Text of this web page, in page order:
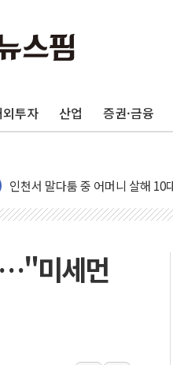
투자 산업 증권·금융
평택 진위면 공장서 질식사고 발
상주 낙동강 선착장 하류서 50대
[종합] 김민석, 정청래에 누적
인천서 말다툼 중 어머니 살해
김민석, 강원·대구·경북 경선서
[속보] 민주, 경북 경선 결과 발
[속보] 민주, 대구 경선 결과 발
…"미세먼